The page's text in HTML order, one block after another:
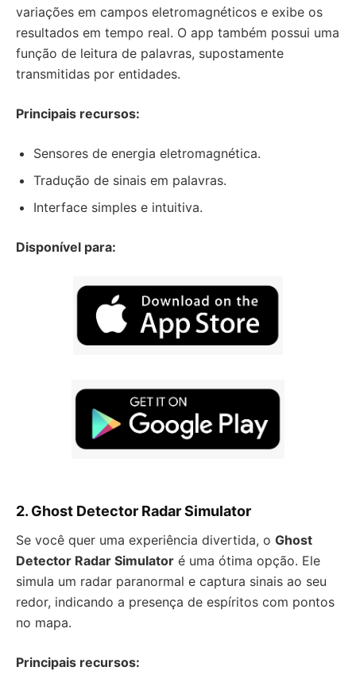
variações em campos eletromagnéticos e exibe os
resultados em tempo real. O app também possui uma
função de leitura de palavras, supostamente
transmitidas por entidades.
Principais recursos:
Sensores de energia eletromagnética.
Tradução de sinais em palavras.
Interface simples e intuitiva.
Disponível para:
2. Ghost Detector Radar Simulator
Se você quer uma experiência divertida, o Ghost
Detector Radar Simulator é uma ótima opção. Ele
simula um radar paranormal e captura sinais ao seu
redor, indicando a presença de espíritos com pontos
no mapa.
Principais recursos: